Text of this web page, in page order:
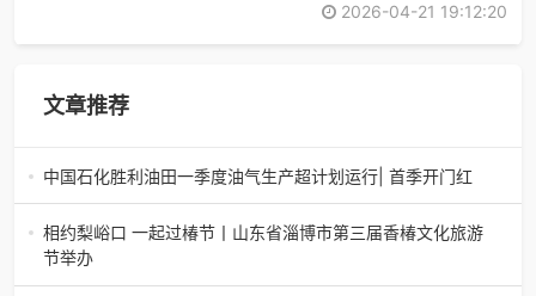
2026-04-21 19:12:20
文章推荐
中国石化胜利油田一季度油气生产超计划运行| 首季开门红
中国石化胜利油田一季度油气生产超计划运行| 首季开门红济
南电（记者 瑞夫 胜宣）2026年一季度，中国石化胜利油田
生产原油585.86万吨，天
相约梨峪口 一起过椿节丨山东省淄博市第三届香椿文化旅游
节举办
相约梨峪口 一起过椿节丨山东省淄博市第三届香椿文化旅游